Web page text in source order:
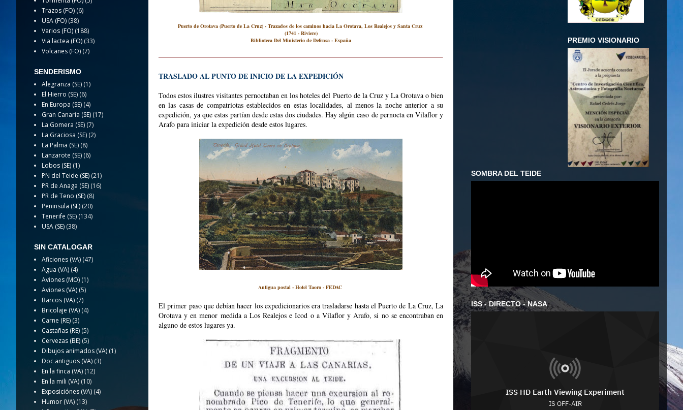
Puerto de Orotava (Puerto de La Cruz) - Trazados de los caminos hacia La Orotava, Los Realejos y Santa Cruz
(1741 - Riviere)
Biblioteca Del Ministerio de Defensa - España
TRASLADO AL PUNTO DE INICIO DE LA EXPEDICIÓN
Todos estos ilustres visitantes pernoctaban en los hoteles del Puerto de la Cruz y La Orotava o bien
en las casas de compatriotas establecidos en estas localidades, al menos la noche anterior a su
expedición, ya que estas partían desde estas dos ciudades. Hay algún caso de pernocta en Vilaflor y
Arafo para iniciar la expedición desde estos lugares.
Antigua postal - Hotel Taoro - FEDAC
El primer paso que debían hacer los expedicionarios era trasladarse hasta el Puerto de La Cruz, La
Orotava y en menor medida a Los Realejos e Icod o a Vilaflor y Arafo, si no se encontraban en
alguno de estos lugares ya.
Trazos (FO) (6)
USA (FO) (38)
Varios (FO) (188)
Via lactea (FO) (33)
Volcanes (FO) (7)
SENDERISMO
Alegranza (SE) (1)
El Hierro (SE) (6)
En Europa (SE) (4)
Gran Canaria (SE) (17)
La Gomera (SE) (7)
La Graciosa (SE) (2)
La Palma (SE) (8)
Lanzarote (SE) (6)
Lobos (SE) (1)
PN del Teide (SE) (21)
PR de Anaga (SE) (16)
PR de Teno (SE) (8)
Peninsula (SE) (20)
Tenerife (SE) (134)
USA (SE) (38)
SIN CATALOGAR
Aficiones (VA) (47)
Agua (VA) (4)
Aviones (MO) (1)
Aviones (VA) (5)
Barcos (VA) (7)
Bricolaje (VA) (4)
Carne (RE) (3)
Castañas (RE) (5)
Cervezas (BE) (5)
Dibujos animados (VA) (1)
Doc antiguos (VA) (3)
En la finca (VA) (12)
En la mili (VA) (10)
Exposiciónes (VA) (4)
Humor (VA) (13)
PREMIO VISIONARIO
SOMBRA DEL TEIDE
ISS - DIRECTO - NASA